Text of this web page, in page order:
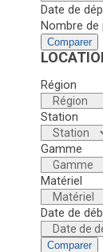
Date de
Nombre de
Comparer
Région
Station
Gamme
Matériel
Date de
Comparer